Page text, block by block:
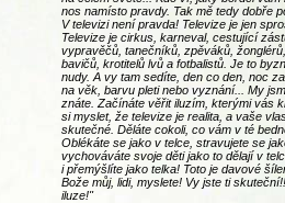
nos namísto pravdy. Tak mě tedy dobře
V televizi není pravda! Televize je jen
Televize je cirkus, karneval, cestující
vypravěčů, tanečníků, zpěváků,
bavičů, krotitelů lvů a fotbalistů. Je to
nudy. A vy tam sedíte, den co den, noc
na věk, barvu pleti nebo vyznání... My
znáte. Začínáte věřit iluzím, kterými vás
si myslet, že televize je realita, a vaše
skutečné. Děláte cokoli, co vám v té
Oblékáte se jako v telce, stravujete se
vychováváte svoje děti jako to dělají v
i přemýšlíte jako telka! Toto je davové
Bože můj, lidi, myslete! Vy jste ti
iluze!"